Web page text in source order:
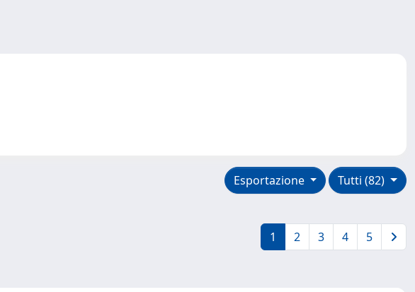
Tutti (82)
Esportazione
1 2 3 4 5